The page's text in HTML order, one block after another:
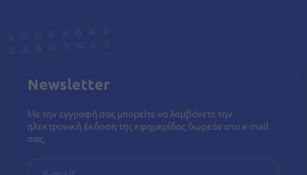
Newsletter
Με την εγγραφή σας μπορείτε να λαμβάνετε την
ηλεκτρονική έκδοση της εφημερίδας δωρεάν στο e-mail
σας.